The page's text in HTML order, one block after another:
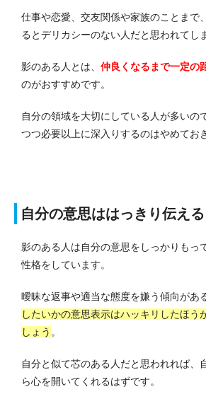
仕事や恋愛、交友関係や家族のことまで
るとデリカシーのない人だと思われてし
影のある人とは、 仲良くなるまで一定の
のがおすすめです。
自分の領域を大切にしている人が多いの
つつ必要以上に深入りするのはやめてお
自分の意思ははっきり伝える
影のある人は自分の意思をしっかりもっ
性格をしています。
曖昧な返事や適当な態度を嫌う傾向があ
したいかの意思表示はハッキリしたほう
しょう 。
自分と似て芯のある人だと思われれば、
ら心を開いてくれるはずです。